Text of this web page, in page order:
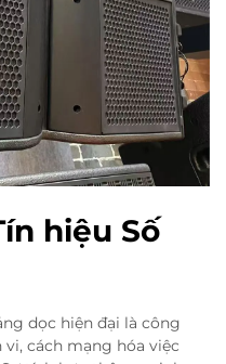
hiệu Số
dọc hiện đại là công
cách mạng hóa việc